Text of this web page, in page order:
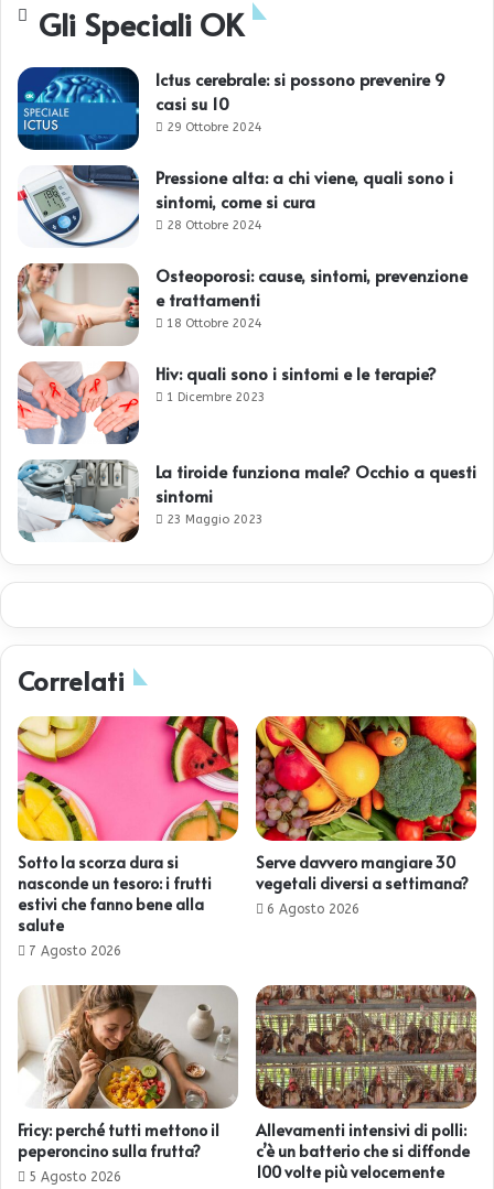
Gli Speciali OK
Ictus cerebrale: si possono prevenire 9
casi su 10
29 Ottobre 2024
Pressione alta: a chi viene, quali sono i
sintomi, come si cura
28 Ottobre 2024
Osteoporosi: cause, sintomi, prevenzione
e trattamenti
18 Ottobre 2024
Hiv: quali sono i sintomi e le terapie?
1 Dicembre 2023
La tiroide funziona male? Occhio a questi
sintomi
23 Maggio 2023
Correlati
Sotto la scorza dura si
nasconde un tesoro: i frutti
estivi che fanno bene alla
salute
7 Agosto 2026
Serve davvero mangiare 30
vegetali diversi a settimana?
6 Agosto 2026
Fricy: perché tutti mettono il
peperoncino sulla frutta?
5 Agosto 2026
Allevamenti intensivi di polli:
c’è un batterio che si diffonde
100 volte più velocemente